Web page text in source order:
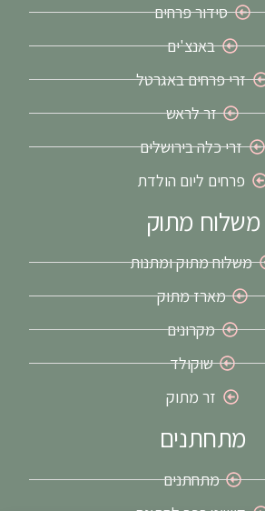
סידור פרחים
באנצ'ים
זרי פרחים באגרטל
זר לראש
זרי כלה בירושלים
פרחים ליום הולדת
משלוח מתוק
משלוח מתוק ומתנות
מארז מתוק
מקרונים
שוקולד
זר מתוק
מתחתנים
מתחתנים